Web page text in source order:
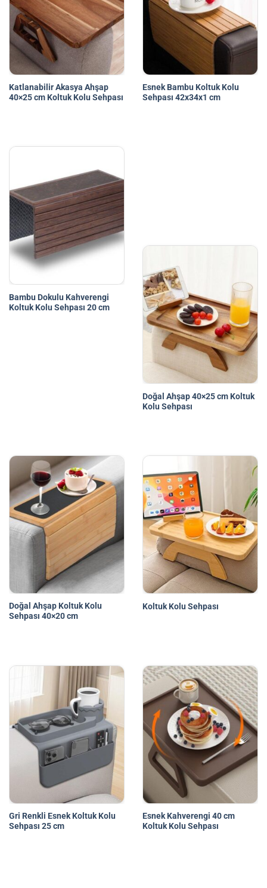
Katlanabilir Akasya Ahşap
40×25 cm Koltuk Kolu Sehpası
Esnek Bambu Koltuk Kolu
Sehpası 42x34x1 cm
Bambu Dokulu Kahverengi
Koltuk Kolu Sehpası 20 cm
Doğal Ahşap 40×25 cm Koltuk
Kolu Sehpası
Doğal Ahşap Koltuk Kolu
Sehpası 40×20 cm
Koltuk Kolu Sehpası
Gri Renkli Esnek Koltuk Kolu
Sehpası 25 cm
Esnek Kahverengi 40 cm
Koltuk Kolu Sehpası